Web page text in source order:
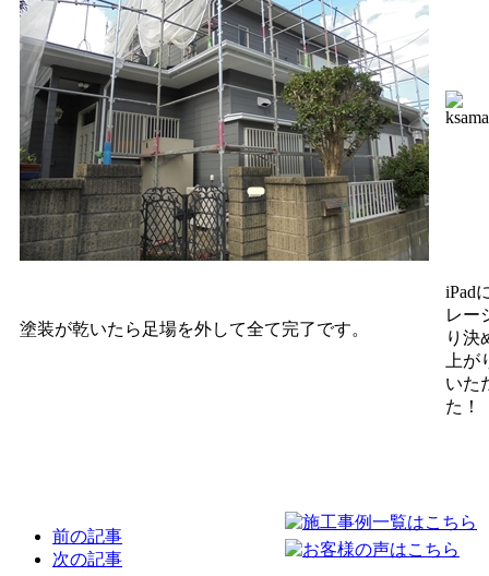
塗装が乾いたら足場を外して全て完了です。
iPad
レー
り決
上
いた
た！
前の記事
次の記事